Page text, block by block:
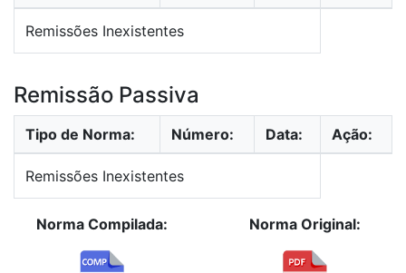
Remissões Inexistentes
Remissão Passiva
Tipo de Norma: Número: Data: Ação:
Remissões Inexistentes
Norma Compilada: Norma Original: